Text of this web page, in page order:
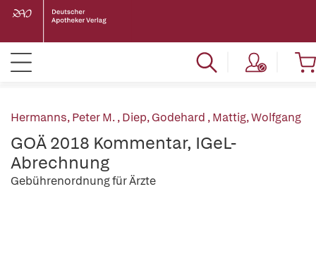
Hermanns, Peter M.,Diep, Godehard ,Mattig, Wolfgang
GOÄ 2018 Kommentar, IGeL-
Abrechnung
Gebührenordnung für Ärzte